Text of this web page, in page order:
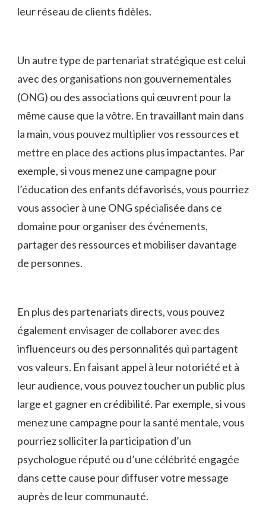
leur réseau ‍de clients fidèles.
Un autre⁤ type ‍de partenariat ‌stratégique est ‌celui
avec des organisations non ⁣gouvernementales⁢
(ONG) ou des​ associations qui⁣ œuvrent‍ pour la
même cause que la vôtre. En ⁢travaillant​ main dans
la main, vous‍ pouvez⁤ multiplier vos ressources et
mettre⁤ en place⁢ des actions‍ plus impactantes.⁣ Par
exemple, si vous menez une campagne ⁢pour​
l’éducation des enfants défavorisés, vous pourriez
vous associer à une ONG spécialisée dans ce‌
domaine pour organiser des événements,
partager des ressources ‌et ⁢mobiliser davantage
de‌ personnes.
En plus‍ des partenariats directs, vous ⁣pouvez
également‌ envisager ‍de collaborer avec des
influenceurs ou des personnalités⁣ qui partagent
‌vos valeurs. En‍ faisant appel à leur ‍notoriété et à ​
leur audience, vous pouvez toucher⁣ un public plus
large et gagner en ⁣crédibilité. Par exemple,‍ si vous
menez⁢ une⁣ campagne⁤ pour la santé mentale, ⁣vous
⁤pourriez solliciter‌ la participation d’un⁣
psychologue réputé ou d’une célébrité engagée
dans cette cause pour ‍diffuser votre message
auprès de leur communauté.